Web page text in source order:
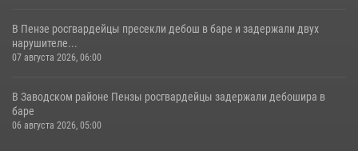
В Пензе росгвардейцы пресекли дебош в баре и задержали двух
нарушителе...
07 августа 2026, 06:00
В Заводском районе Пензы росгвардейцы задержали дебошира в
баре
06 августа 2026, 05:00